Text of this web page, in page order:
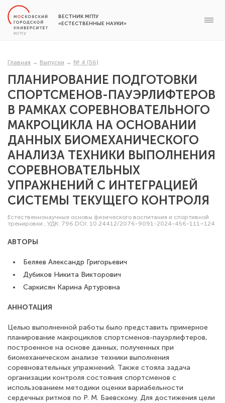
ВЕСТНИК МГПУ
«ЕСТЕСТВЕННЫЕ НАУКИ»
Главная → Выпуски → № 4 (56)
ПЛАНИРОВАНИЕ ПОДГОТОВКИ
СПОРТСМЕНОВ-ПАУЭРЛИФТЕРОВ
В РАМКАХ СОРЕВНОВАТЕЛЬНОГО
МАКРОЦИКЛА НА ОСНОВАНИИ
ДАННЫХ БИОМЕХАНИЧЕСКОГО
АНАЛИЗА ТЕХНИКИ ВЫПОЛНЕНИЯ
СОРЕВНОВАТЕЛЬНЫХ
УПРАЖНЕНИЙ С ИНТЕГРАЦИЕЙ
СИСТЕМЫ ТЕКУЩЕГО КОНТРОЛЯ
Естественнонаучные основы физического воспитания и спортивной
тренировки , УДК: 796 DOI: 10.24412/2076-9091-2024-456-111–124
АВТОРЫ
Беляев Александр Григорьевич
Дубиков Никита Викторович
Саркисян Карина Артуровна
АННОТАЦИЯ
Целью выполненной работы было представить примерное
планирование макроциклов спортсменов-пауэрлифтеров,
построенное на основе данных, полученных при
биомеханическом анализе техники выполнения
соревновательных упражнений. Также стояла задача
организации контроля состояния спортсменов с
использованием методики оценки вариабельности
сердечных ритмов по Р. М. Баевскому. Для достижения цели